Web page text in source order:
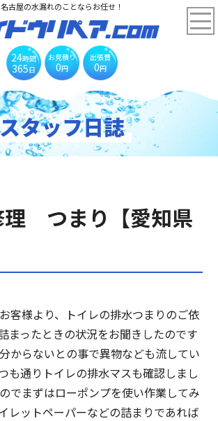
古屋の水漏れのことならお任せ！
24時間
365日
お見積り
0円
出張費
0円
スタッフ日誌
理 つまり【愛知県
客様より、トイレの排水つまりのご依
まったときの状況をお聞きしたのです
からないとの事で異物なども流してい
も通りトイレの排水マスも確認しまし
でまずはローポンプを使い作業してみ
レットペーパーなどの詰まりであれば